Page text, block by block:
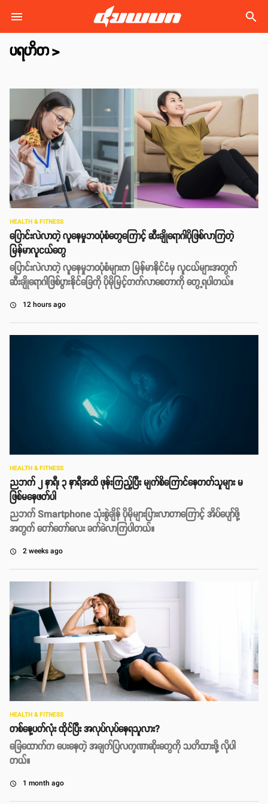
search
ပရဟိတ>
HEALTH & FITNESS
ပြောင်းလဲလာတဲ့ လူနေမှုဘဝပုံစံတွေကြောင့် ဆီးချိုရောဂါပိုဖြစ်လာကြတဲ့
မြန်မာလူငယ်တွေ
ပြောင်းလဲလာတဲ့ လူနေမှုဘဝပုံစံများက မြန်မာနိုင်ငံမှ လူငယ်များအတွက်
ဆီးချိုရောဂါဖြစ်ပွားနိုင်ခြေကို ပိုမိုမြင့်တက်လာစေတာကို တွေ့ရပါတယ်။
access_time 12 hours ago
HEALTH & FITNESS
ညဘက် ၂ နာရီ၊ ၃ နာရီအထိ ဖုန်းကြည့်ပြီး မျက်စိကြောင်နေတတ်သူများ မ
ဖြစ်မနေဖတ်ပါ
ညဘက် Smartphone သုံးစွဲချိန် ပိုမိုများပြားလာတာကြောင့် အိပ်ပျော်ဖို့
အတွက် တော်တော်လေး ခက်ခဲလာကြပါတယ်။
access_time 2 weeks ago
HEALTH & FITNESS
တစ်နေ့ပတ်လုံး ထိုင်ပြီး အလုပ်လုပ်နေရသူလား?
ခြေထောက်က ပေးနေတဲ့ အချက်ပြလက္ခဏာဆိုးတွေကို သတိထားဖို့ လိုပါ
တယ်။
access_time 1 month ago